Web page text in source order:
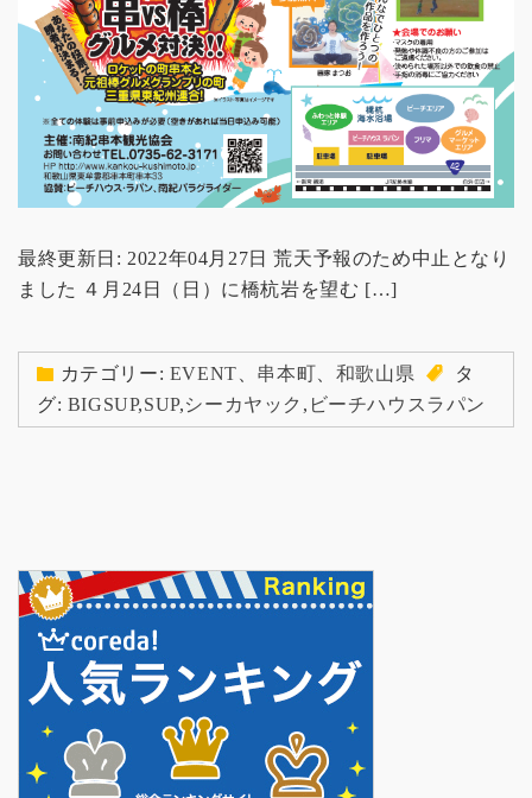
最終更新日: 2022年04月27日 荒天予報のため中止となり
ました ４月24日（日）に橋杭岩を望む […]
カテゴリー: EVENT 串本町 和歌山県
タ
グ: BIGSUP,SUP,シーカヤック , ビーチハウスラパン